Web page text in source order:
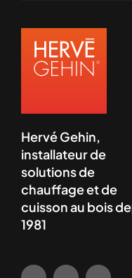
Hervé Gehin,
installateur de
solutions de
chauffage et de
cuisson au bois
1981